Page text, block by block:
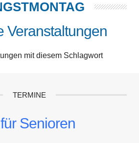
Veranstaltungen
mit diesem Schlagwort
TERMINE
Senioren